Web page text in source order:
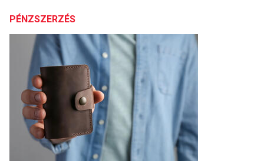
PÉNZSZERZÉS